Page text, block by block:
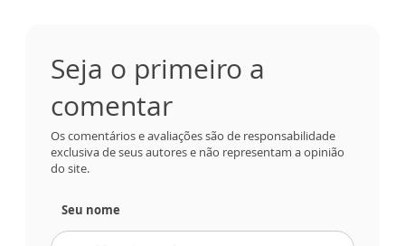
Seja o primeiro a
comentar
Os comentários e avaliações são de responsabilidade
exclusiva de seus autores e não representam a opinião
do site.
Seu nome